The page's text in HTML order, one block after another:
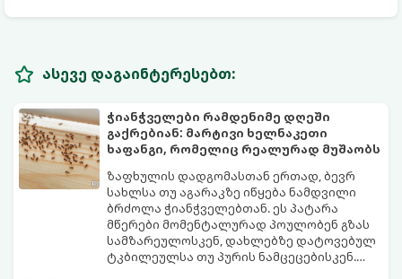
ასევე დაგაინტერესებთ:
ჭიანჭველები რამდენიმე დღეში
გაქრებიან: მარტივი ხელნაკეთი
ხაფანგი, რომელიც რეალურად მუშაობს
ზაფხულის დადგომასთან ერთად, ბევრ
სახლსა თუ აგარაკზე იწყება ნამდვილი
ბრძოლა ჭიანჭველებთან. ეს პატარა
მწერები მომენტალურად პოულობენ გზას
სამზარეულოსკენ, დახლებზე დატოვებულ
ტკბილეულსა თუ პურის ნამცეცებისკენ.